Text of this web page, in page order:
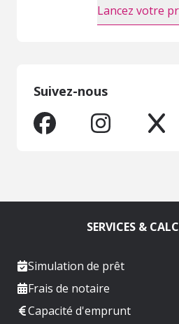
Lancez votre
Suivez-nous
SERVICES &
Simulation de prêt
Frais de notaire
Capacité d'emprunt